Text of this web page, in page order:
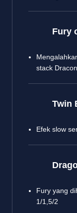
Fury
stack
Twin
Efek slow
Fury yang
1/1,5/2